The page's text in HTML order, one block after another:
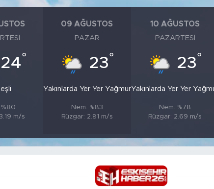
24°
%80
m/s
09 AĞUSTOS
PAZAR
23°
Yakınlarda Yer Yer Yağmur
Nem: %83
Rüzgar: 2.81 m/s
10 AĞUSTOS
PAZARTESI
23°
Yakınlarda Yer Yer
Nem: %78
Rüzgar: 2.69 m/s